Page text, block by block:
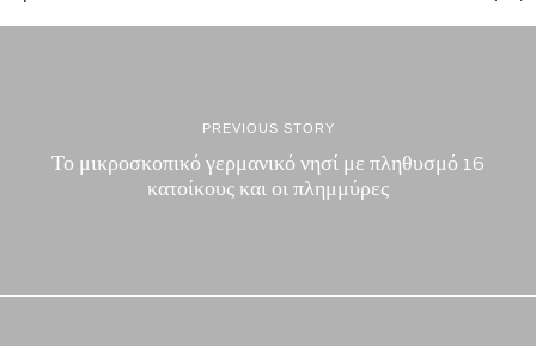
PREVIOUS STORY
Το μικροσκοπικό γερμανικό νησί με πληθυσμό 16
κατοίκους και οι πλημμύρες